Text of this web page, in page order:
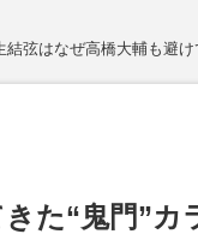
結弦はなぜ高橋大輔も避
た“鬼門”カ